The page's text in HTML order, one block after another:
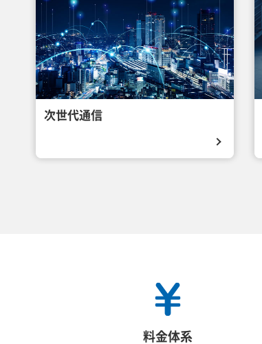
次世代通信
料金体系